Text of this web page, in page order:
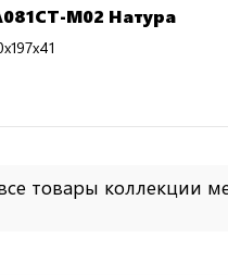
M02 Натура
товары коллекции